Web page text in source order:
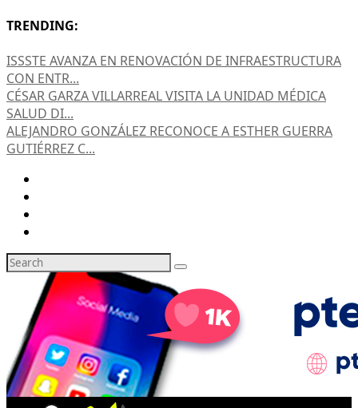
TRENDING:
ISSSTE AVANZA EN RENOVACIÓN DE INFRAESTRUCTURA
CON ENTR...
CÉSAR GARZA VILLARREAL VISITA LA UNIDAD MÉDICA
SALUD DI...
ALEJANDRO GONZÁLEZ RECONOCE A ESTHER GUERRA
GUTIÉRREZ C...